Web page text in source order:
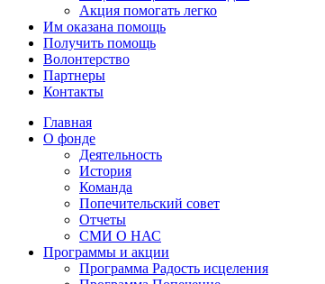
Акция помогать легко
Им оказана помощь
Получить помощь
Волонтерство
Партнеры
Контакты
Главная
О фонде
Деятельность
История
Команда
Попечительский совет
Отчеты
СМИ О НАС
Программы и акции
Программа Радость исцеления